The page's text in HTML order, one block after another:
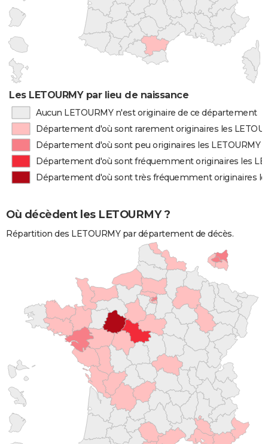
Les LETOURMY par lieu de naissance
Aucun LETOURMY n'est originaire de ce département
Département d'où sont rarement originaires les
Département d'où sont peu originaires les LETOURMY
Département d'où sont fréquemment originaires les
Département d'où sont très fréquemment originaires
Où décèdent les LETOURMY ?
Répartition des LETOURMY par département de décès.